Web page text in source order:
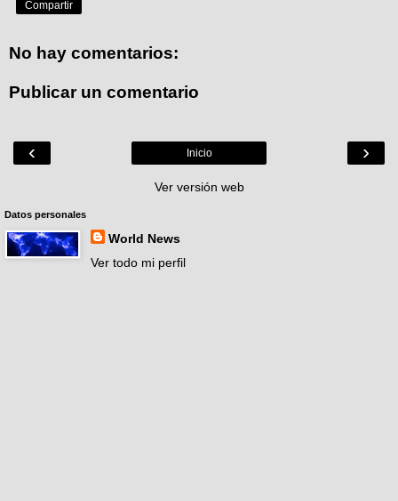
Compartir
No hay comentarios:
Publicar un comentario
‹ ›
Inicio
Ver versión web
Datos personales
World News
Ver todo mi perfil